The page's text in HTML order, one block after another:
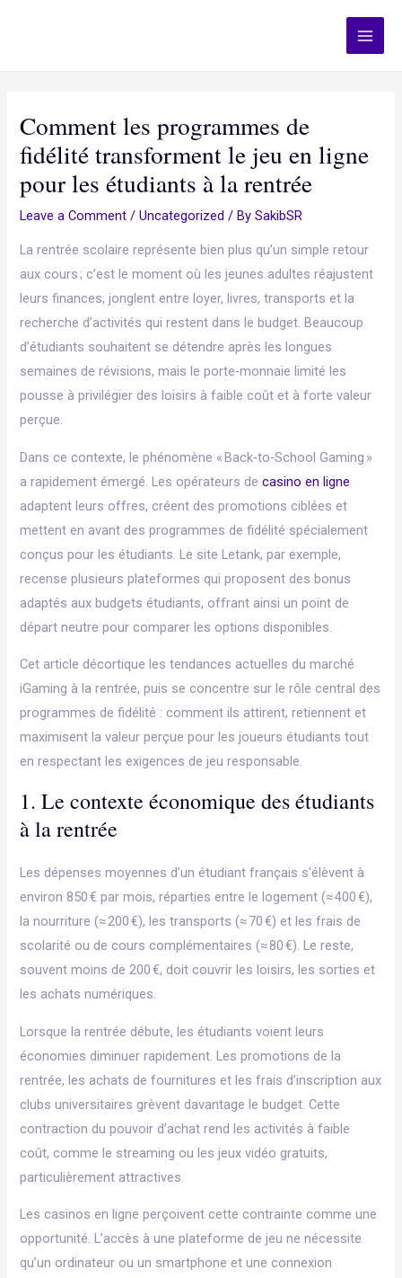
Main
Comment les programmes de
fidélité transforment le jeu en ligne
pour les étudiants à la rentrée
Leave a Comment /Uncategorized / BySakibSR
La rentrée scolaire représente bien plus qu’un simple retour
aux cours ; c’est le moment où les jeunes adultes réajustent
leurs finances, jonglent entre loyer, livres, transports et la
recherche d’activités qui restent dans le budget. Beaucoup
d’étudiants souhaitent se détendre après les longues
semaines de révisions, mais le porte‑monnaie limité les
pousse à privilégier des loisirs à faible coût et à forte valeur
perçue.
Dans ce contexte, le phénomène « Back‑to‑School Gaming »
a rapidement émergé. Les opérateurs decasino en ligne
adaptent leurs offres, créent des promotions ciblées et
mettent en avant des programmes de fidélité spécialement
conçus pour les étudiants. Le site Letank, par exemple,
recense plusieurs plateformes qui proposent des bonus
adaptés aux budgets étudiants, offrant ainsi un point de
départ neutre pour comparer les options disponibles.
Cet article décortique les tendances actuelles du marché
iGaming à la rentrée, puis se concentre sur le rôle central des
programmes de fidélité : comment ils attirent, retiennent et
maximisent la valeur perçue pour les joueurs étudiants tout
en respectant les exigences de jeu responsable.
1. Le contexte économique des étudiants
à la rentrée
Les dépenses moyennes d’un étudiant français s’élèvent à
environ 850 € par mois, réparties entre le logement (≈ 400 €),
la nourriture (≈ 200 €), les transports (≈ 70 €) et les frais de
scolarité ou de cours complémentaires (≈ 80 €). Le reste,
souvent moins de 200 €, doit couvrir les loisirs, les sorties et
les achats numériques.
Lorsque la rentrée débute, les étudiants voient leurs
économies diminuer rapidement. Les promotions de la
rentrée, les achats de fournitures et les frais d’inscription aux
clubs universitaires grèvent davantage le budget. Cette
contraction du pouvoir d’achat rend les activités à faible
coût, comme le streaming ou les jeux vidéo gratuits,
particulièrement attractives.
Les casinos en ligne perçoivent cette contrainte comme une
opportunité. L’accès à une plateforme de jeu ne nécessite
qu’un ordinateur ou un smartphone et une connexion